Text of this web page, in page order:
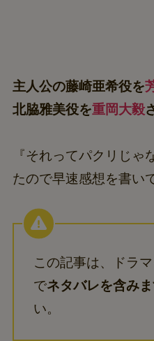
主人公の藤崎亜希役を
北脇雅美役を重岡大毅
『それってパクリじ
たので早速感想を書い
この記事は、ドラ
でネタバレを含みま
い。